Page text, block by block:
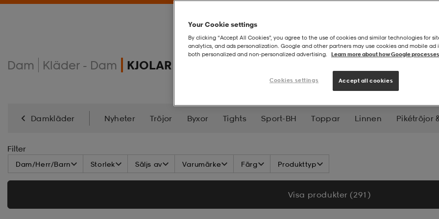
Dam Kläder - Dam KJOLAR & KLÄNNINGAR
Damkläder Nyheter Tröjor Byxor Tights Sport-BH Toppar Linnen Pikétröjor
Jackor
Filter
Dam/Herr/Barn Storlek Säljs av Varumärke Färg Produkttyp
Visa produkter (291)
Your Cookie settings
By clicking “Accept All Cookies”, you agree to the use of cookies and similar technologies for
analytics, and ads personalization. Google and other partners may use cookies and mobile ad
both personalized and non‑personalized advertising.
Learn more about how Google
Cookies settings Accept all cookies